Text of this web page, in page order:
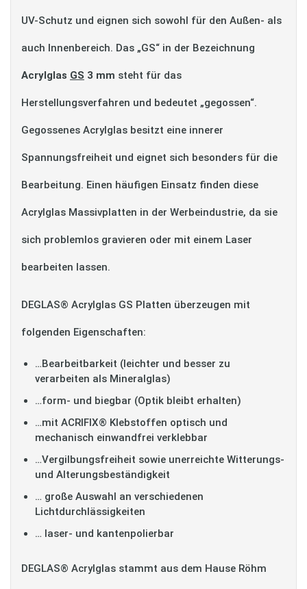
UV-Schutz und eignen sich sowohl für den Außen- als
auch Innenbereich. Das „GS“ in der Bezeichnung
Acrylglas GS 3 mm steht für das
Herstellungsverfahren und bedeutet „gegossen“.
Gegossenes Acrylglas besitzt eine innerer
Spannungsfreiheit und eignet sich besonders für die
Bearbeitung. Einen häufigen Einsatz finden diese
Acrylglas Massivplatten in der Werbeindustrie, da sie
sich problemlos gravieren oder mit einem Laser
bearbeiten lassen.
DEGLAS® Acrylglas GS Platten überzeugen mit
folgenden Eigenschaften:
…Bearbeitbarkeit (leichter und besser zu
verarbeiten als Mineralglas)
…form- und biegbar (Optik bleibt erhalten)
…mit ACRIFIX® Klebstoffen optisch und
mechanisch einwandfrei verklebbar
…Vergilbungsfreiheit sowie unerreichte Witterungs-
und Alterungsbeständigkeit
… große Auswahl an verschiedenen
Lichtdurchlässigkeiten
… laser- und kantenpolierbar
DEGLAS® Acrylglas stammt aus dem Hause Röhm